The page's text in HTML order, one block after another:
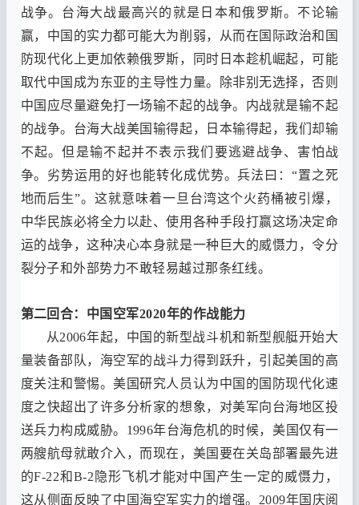
战争。 台海大战最高兴的就是日本和俄罗斯。 不论输
赢， 中国的实力都可能大为削弱， 从而在国际政治和国
防现代化上更加依赖俄罗斯， 同时日本趁机崛起， 可能
取代中国成为东亚的主导性力量。 除非别无选择，否则
中国应尽量避免打一场输不起的战争。
内战就是输不起
的战争。 台海大战美国输得起， 日本输得起，我们却输
不起。但是输不起并不表示我们要逃避战争、 害怕战
争。 劣势运用的好也能转化成优势。兵法曰 ：“置之死
地而后生”。这就意味着一旦台湾这个火药桶被引爆，
中华民族必将全力以赴、使用各种手段打赢这场决定命
运的战争，这种决心本身就是一种巨大的威慑力 ，令分
裂分子和外部势力不敢轻易越过那条红线。
第二回合： 中国空军2020年的作战能力
从2006年起， 中国的新型战斗机和新型舰艇开始大
量装备部队， 海空军的战斗力得到跃升， 引起美国的高
度关注和警惕。 美国研究人员认为中国的国防现代化速
度之快超出了许多分析家的想象， 对美军向台海地区投
送兵力构成威胁。1996年台海危机的时候， 美国仅有一
两艘航母就敢介入， 而现在 ， 美国要在关岛部署最先进
的F-22和B-2 隐形飞机才能对中国产生一定的威慑力 ，
这从侧面反映了中国海空军实力的增强。2009年国庆阅